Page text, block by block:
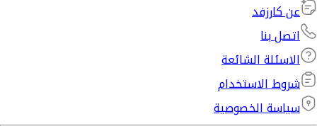
عن كارزفد
اتصل بنا
الاسئلة الشائعة
شروط الاستخدام
سياسة الخصوصية